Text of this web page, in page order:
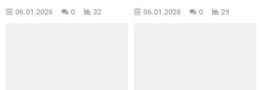
sonra, özellikle kapalı bir
06.01.2026 0 32
karıştırılır. Ancak yapısı farklı
06.01.2026 0 29